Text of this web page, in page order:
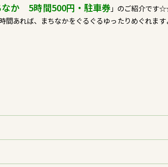
なか 5時間500円・駐車券」のご紹介です
間あれば、まちなかをぐるぐるゆったりめぐれま